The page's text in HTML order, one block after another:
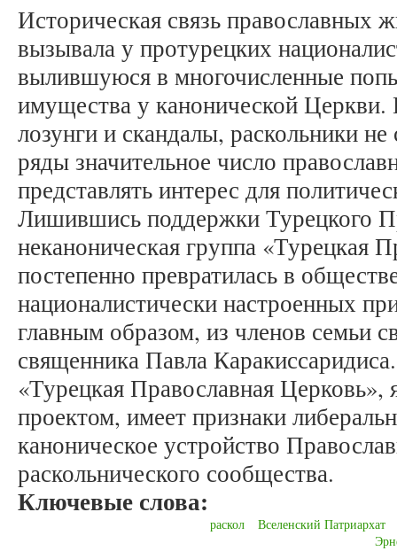
Историческая связь православных
вызывала у протурецких
вылившуюся в многочисленные
имущества у канонической Церкви.
лозунги и скандалы, раскольники
ряды значительное число
представлять интерес для
Лишившись поддержки Турецкого
неканоническая группа «Турецкая
постепенно превратилась в
националистически настроенных
главным образом, из членов семьи
священника Павла
«Турецкая Православная Церковь»,
проектом, имеет признаки
каноническое устройство
раскольнического сообщества.
Ключевые слова:
раскол
Вселенский Патриархат